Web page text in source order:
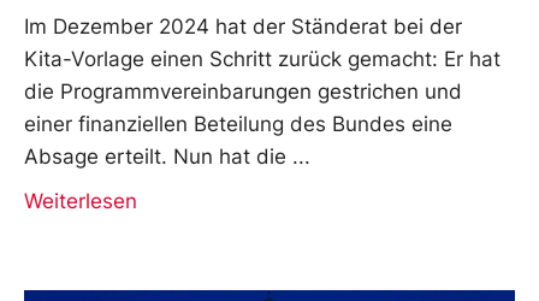
Im Dezember 2024 hat der Ständerat bei der
Kita-Vorlage einen Schritt zurück gemacht: Er hat
die Programmvereinbarungen gestrichen und
einer finanziellen Beteilung des Bundes eine
Absage erteilt. Nun hat die
Weiterlesen